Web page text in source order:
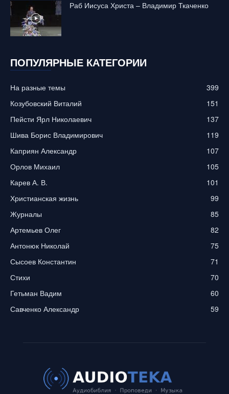
Раб Иисуса Христа – Владимир Ткаченко
ПОПУЛЯРНЫЕ КАТЕГОРИИ
На разные темы
399
Козубовский Виталий
151
Пейсти Ярл Николаевич
137
Шива Борис Владимирович
119
Каприян Александр
107
Орлов Михаил
105
Карев А. В.
101
Христианская жизнь
99
Журналы
85
Артемьев Олег
82
Антонюк Николай
75
Сысоев Константин
71
Стихи
70
Гетьман Вадим
60
Савченко Александр
59